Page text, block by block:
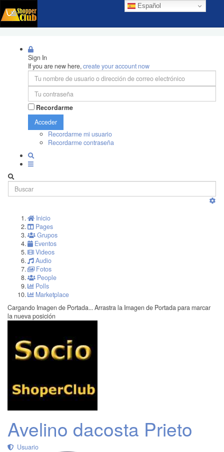
Español
Sign In
If you are new here,create your account now
Recordarme
Acceder
Recordarme mi usuario
Recordarme contraseña
Inicio
Pages
Grupos
Eventos
Videos
Audio
Fotos
People
Polls
Marketplace
Cargando Imagen de Portada... Arrastra la Imagen de Portada para marcar
la nueva posición
Avelino dacosta Prieto
Usuario